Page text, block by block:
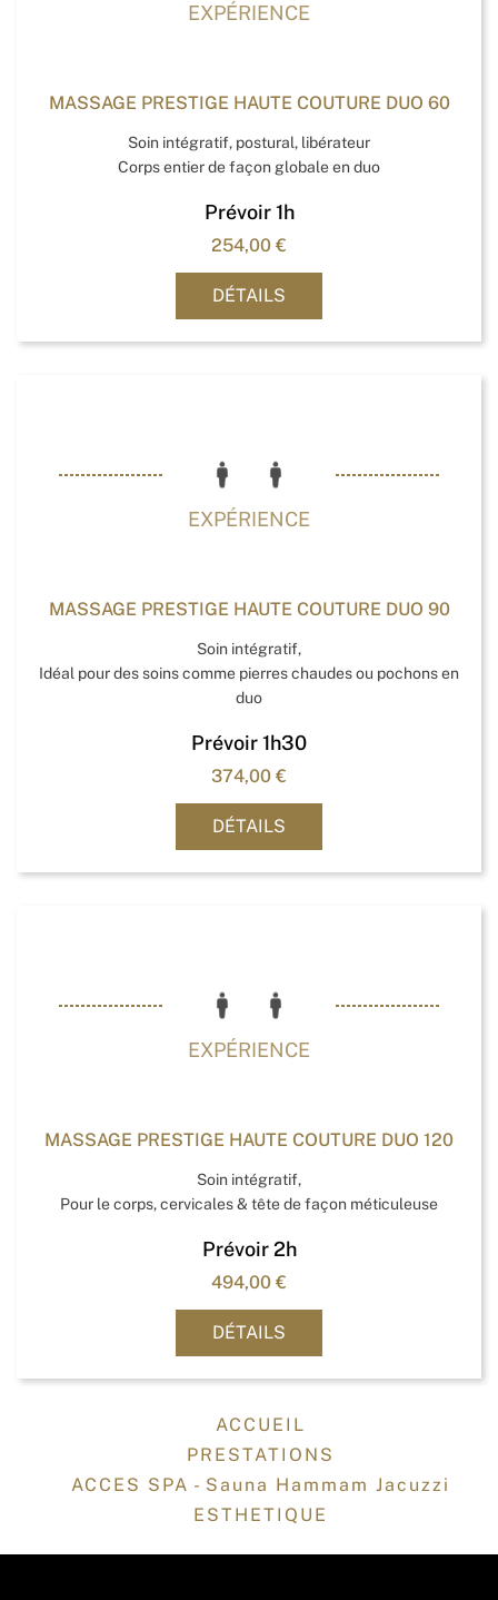
EXPÉRIENCE
MASSAGE PRESTIGE HAUTE COUTURE DUO 60
Soin intégratif, postural, libérateur
Corps entier de façon globale en duo
Prévoir 1h
254,00 €
DÉTAILS
EXPÉRIENCE
MASSAGE PRESTIGE HAUTE COUTURE DUO 90
Soin intégratif,
Idéal pour des soins comme pierres chaudes ou pochons en
duo
Prévoir 1h30
374,00 €
DÉTAILS
EXPÉRIENCE
MASSAGE PRESTIGE HAUTE COUTURE DUO 120
Soin intégratif,
Pour le corps, cervicales & tête de façon méticuleuse
Prévoir 2h
494,00 €
DÉTAILS
ACCUEIL
PRESTATIONS
ACCES SPA - Sauna Hammam Jacuzzi
ESTHETIQUE